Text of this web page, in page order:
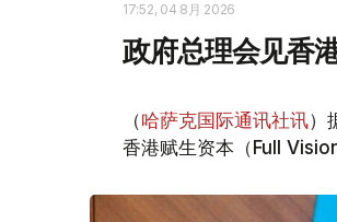
17:52, 04 8月 2026
政府总理会见香
（哈萨克国际通讯社讯）
香港赋生资本（Full